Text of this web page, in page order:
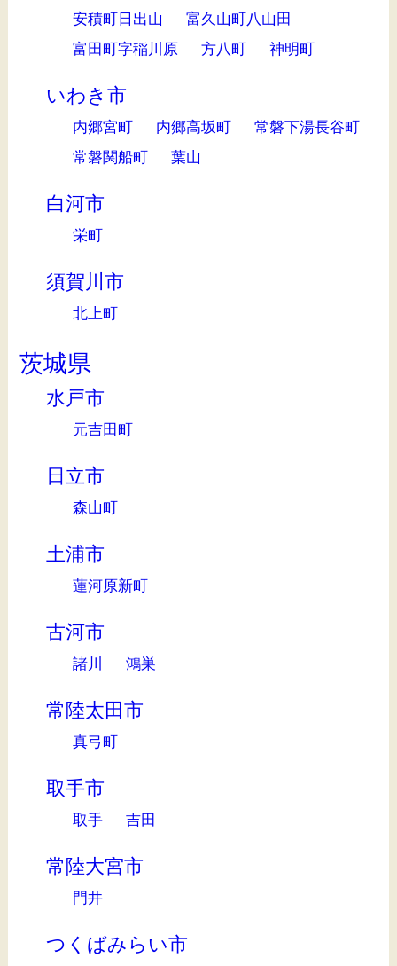
安積町日出山
富久山町八山田
富田町字稲川原
方八町 神明町
いわき市
内郷宮町 内郷高坂町
常磐下湯長谷町
常磐関船町
葉山
白河市
栄町
須賀川市
北上町
茨城県
水戸市
元吉田町
日立市
森山町
土浦市
蓮河原新町
古河市
諸川 鴻巣
常陸太田市
真弓町
取手市
取手 吉田
常陸大宮市
門井
つくばみらい市